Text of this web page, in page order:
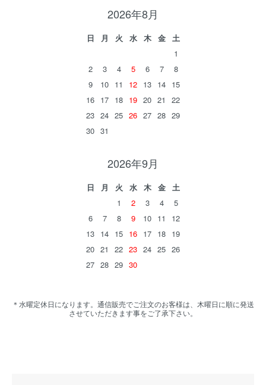
2026年8月
日 月 火 水 木 金
土
1
2
3 4 5 6 7
8
9
10 11 12 13 14 15
16 17 18 19 20 21
22
23 24 25 26 27 28 29
30 31
2026年9月
日 月 火 水 木 金
土
1
2 3 4
5
6
7 8 9 10 11
12
13 14 15 16 17 18 19
20 21 22 23 24 25 26
27 28 29 30
＊水曜定休日になります。通信販売でご注文のお客様は、木曜日に順に発送
させていただきます事をご了承下さい。